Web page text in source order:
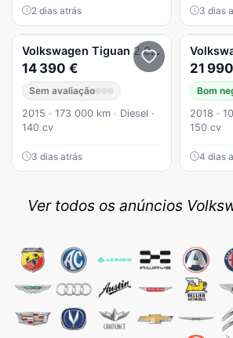
2 dias atrás 3 dias
Volkswagen Tiguan 2.0 TDI DPF BlueMotion CityScape
14 390 €
Sem avaliação
2015 · 173 000 km · Diesel ·
140 cv
3 dias atrás
21
Bom
2018 ·
150 cv
4 dias
Ver todos os anúncios